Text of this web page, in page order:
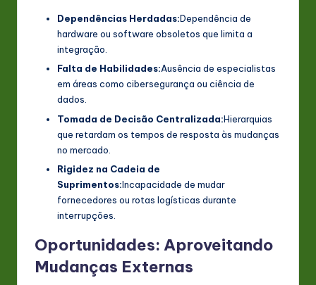
Dependências Herdadas:Dependência de
hardware ou software obsoletos que limita a
integração.
Falta de Habilidades:Ausência de especialistas
em áreas como cibersegurança ou ciência de
dados.
Tomada de Decisão Centralizada:Hierarquias
que retardam os tempos de resposta às mudanças
no mercado.
Rigidez na Cadeia de
Suprimentos:Incapacidade de mudar
fornecedores ou rotas logísticas durante
interrupções.
Oportunidades: Aproveitando
Mudanças Externas